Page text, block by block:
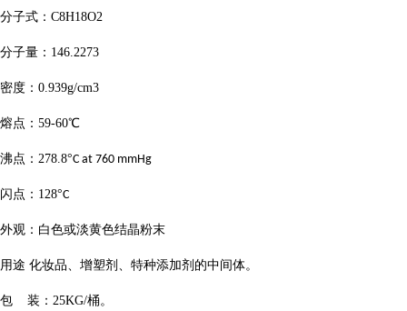
分子式： C8H18O2
分子量： 146.2273
密度： 0.939g/cm3
熔点： 59-60℃
沸点： 278.8°C at 760 mmHg
闪点： 128°C
外观：白色或淡黄色结晶粉末
用途 化妆品、增塑剂、特种添加剂的中间体。
包 装： 25KG/桶。